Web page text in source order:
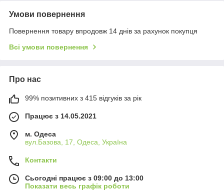
Умови повернення
Повернення товару впродовж 14 днів за рахунок покупця
Всі умови повернення
Про нас
99% позитивних з 415 відгуків за рік
Працює з 14.05.2021
м. Одеса
вул.Базова, 17, Одеса, Україна
Контакти
Сьогодні працює з 09:00 до 13:00
Показати весь графік роботи